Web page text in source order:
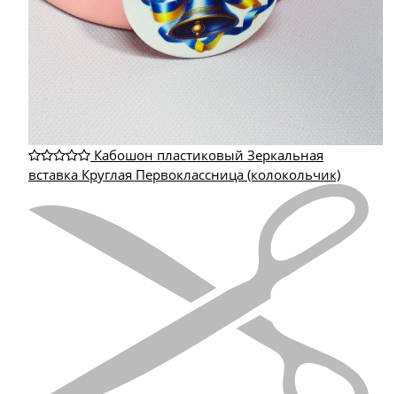
Кабошон пластиковый Зеркальная
вставка Круглая Первоклассница (колокольчик)